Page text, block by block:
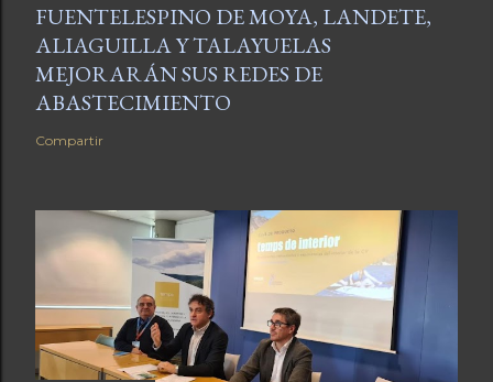
FUENTELESPINO DE MOYA, LANDETE,
ALIAGUILLA Y TALAYUELAS
MEJORARÁN SUS REDES DE
ABASTECIMIENTO
Compartir